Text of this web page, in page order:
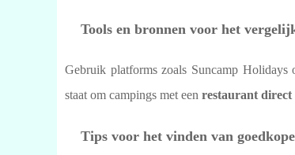
Tools en bronnen voor het
Gebruik platforms zoals Suncamp
staat om campings met een restaurant direct
Tips voor het vinden van